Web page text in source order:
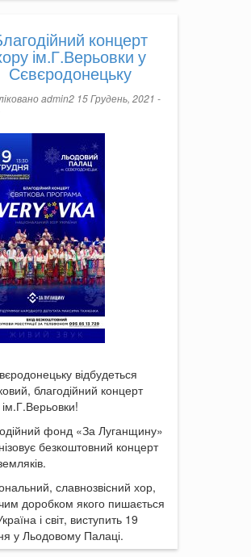
концерт
ім.Г.Верьовки у
Сєвєродонецьку
admin215 Грудень, 2021 -
відбудеться
благодійний концерт
фонд «За Луганщину»
безкоштовний концерт
славнозвісний хор,
доробком якого пишається
і світ, виступить 19
у Льодовому Палаці.